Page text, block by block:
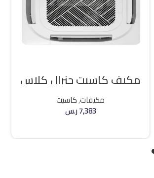
مكيف كاسيت جنرال كلاس
36000 وحده حار / بارد
مكيفات,كاسيت
7,383ر.س